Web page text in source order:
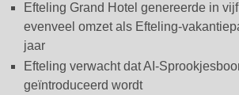
Efteling Grand Hotel genereerde in
evenveel omzet als Efteling-
jaar
Efteling verwacht dat AI-
geïntroduceerd wordt